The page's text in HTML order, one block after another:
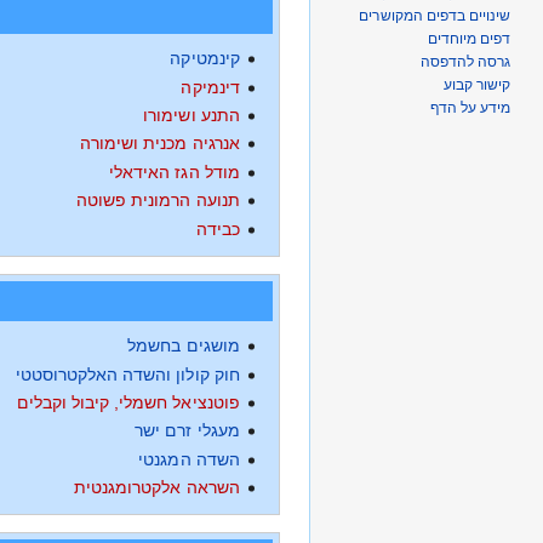
קינמטיקה
דינמיקה
התנע ושימורו
אנרגיה מכנית ושימורה
מודל הגז האידאלי
תנועה הרמונית פשוטה
כבידה
מושגים בחשמל
חוק קולון והשדה האלקטרוסטטי
פוטנציאל חשמלי, קיבול וקבלים
מעגלי זרם ישר
השדה המגנטי
השראה אלקטרומגנטית
שינויים בדפים המקושרים
דפים מיוחדים
גרסה להדפסה
קישור קבוע
מידע על הדף